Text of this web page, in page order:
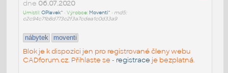
dne 06.07.2020
Umístil:OPlavek^ • Výrobce: Moventi^ • md5:
c2c94c71b8d773c2f3a7cdea1c0d33a9
nábytek moventi
Blok je k dispozici jen pro registrované členy webu
CADforum.cz. Přihlaste se - registrace je bezplatná.